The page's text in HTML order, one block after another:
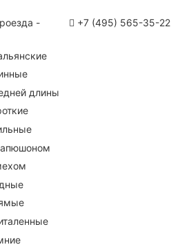
- +7 (495) 565-35-22
длины